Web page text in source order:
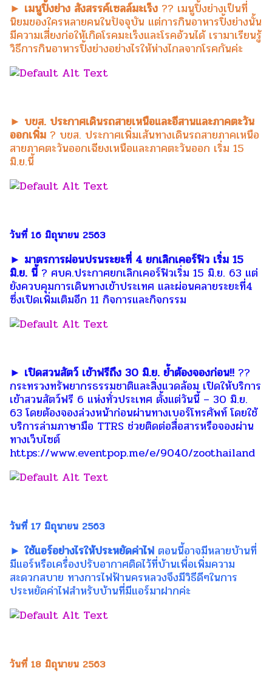
► เมนูปิ้งย่าง สังสรรค์เซลล์มะเร็ง ?? เมนูปิ้งย่างเป็นที่
นิยมของใครหลายคนในปัจจุบัน แต่การกินอาหารปิ้งย่างนั้น
มีความเสี่ยงก่อให้เกิดโรคมะเร็งและโรคอ้วนได้ เรามาเรียนรู้
วิธีการกินอาหารปิ้งย่างอย่างไรให้ห่างไกลจากโรคกันค่ะ
► บขส. ประกาศเดินรถสายเหนือและอีสานและภาคตะวัน
ออกเพิ่ม ? บขส. ประกาศเพิ่มเส้นทางเดินรถสายภาคเหนือ
สายภาคตะวันออกเฉียงเหนือและภาคตะวันออก เริ่ม 15
มิ.ย.นี้
วันที่ 16 มิถุนายน 2563
► มาตรการผ่อนปรนระยะที่ 4 ยกเลิกเคอร์ฟิว เริ่ม 15
มิ.ย. นี้ ? ศบค.ประกาศยกเลิกเคอร์ฟิวเริ่ม 15 มิ.ย. 63 แต่
ยังควบคุมการเดินทางเข้าประเทศ และผ่อนคลายระยะที่4
ซึ่งเปิดเพิ่มเติมอีก 11 กิจการและกิจกรรม
► เปิดสวนสัตว์ เข้าฟรีถึง 30 มิ.ย. ย้ำต้องจองก่อน!! ??
กระทรวงทรัพยากรธรรมชาติและสิ่งแวดล้อม เปิดให้บริการ
เข้าสวนสัตว์ฟรี 6 แห่งทั่วประเทศ ตั้งแต่วันนี้ – 30 มิ.ย.
63 โดยต้องจองล่วงหน้าก่อนผ่านทางเบอร์โทรศัพท์ โดยใช้
บริการล่ามภาษามือ TTRS ช่วยติดต่อสื่อสารหรือจองผ่าน
ทางเว็บไซต์
https://www.eventpop.me/e/9040/zoothailand
วันที่ 17 มิถุนายน 2563
► ใช้แอร์อย่างไรให้ประหยัดค่าไฟ ตอนนี้อาจมีหลายบ้านที่
มีแอร์หรือเครื่องปรับอากาศติดไว้ที่บ้านเพื่อเพิ่มความ
สะดวกสบาย ทางการไฟฟ้านครหลวงจึงมีวิธีดีๆในการ
ประหยัดค่าไฟสำหรับบ้านที่มีแอร์มาฝากค่ะ
วันที่ 18 มิถุนายน 2563